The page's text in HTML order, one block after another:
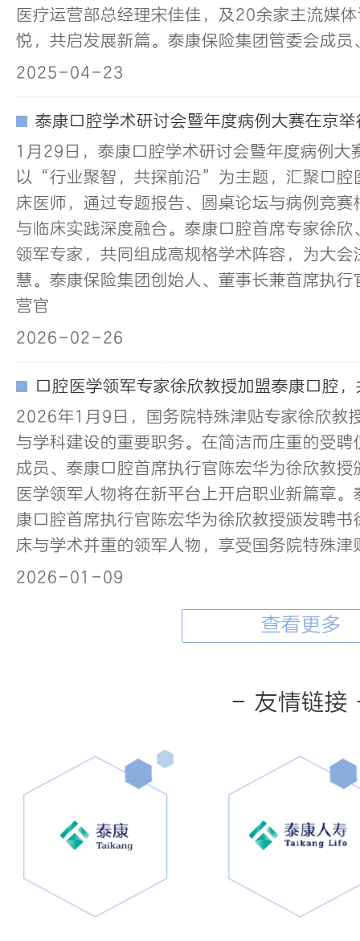
医疗运营部总经理宋佳佳，及20余家主流媒
悦，共启发展新篇。泰康保险集团管委会成员
2025-04-23
泰康口腔学术研讨会暨年度病例大赛在京举
1月29日，泰康口腔学术研讨会暨年度病例大
以“行业聚智，共探前沿”为主题，汇聚口腔
床医师，通过专题报告、圆桌论坛与病例竞
与临床实践深度融合。泰康口腔首席专家徐
领军专家，共同组成高规格学术阵容，为大
慧。泰康保险集团创始人、董事长兼首席执
营官
2026-02-26
口腔医学领军专家徐欣教授加盟泰康口腔
2026年1月9日，国务院特殊津贴专家徐欣教
与学科建设的重要职务。在简洁而庄重的受
成员、泰康口腔首席执行官陈宏华为徐欣教
医学领军人物将在新平台上开启职业新篇章
康口腔首席执行官陈宏华为徐欣教授颁发聘
床与学术并重的领军人物，享受国务院特殊
2026-01-09
查看更多
- 友情链